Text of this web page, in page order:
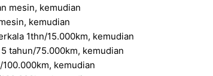
mesin, kemudian
kemudian
1thn/15.000km, kemudian
tahun/75.000km, kemudian
kemudian